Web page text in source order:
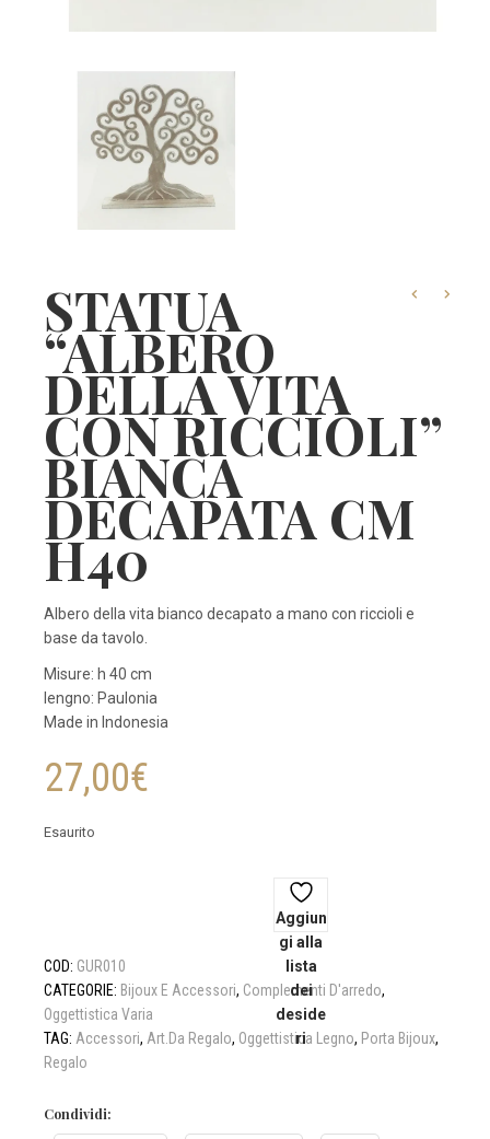
STATUA
“ALBERO
DELLA VITA
CON RICCIOLI”
BIANCA
DECAPATA CM
H40
Albero della vita bianco decapato a mano con riccioli e
base da tavolo.
Misure: h 40 cm
lengno: Paulonia
Made in Indonesia
27,00€
Esaurito
Aggiun
gi alla
lista
dei
deside
ri
COD: GUR010
CATEGORIE: Bijoux E Accessori, Complementi D'arredo,
Oggettistica Varia
TAG: Accessori, Art.da Regalo, Oggettistica Legno, Porta Bijoux,
Regalo
Condividi: